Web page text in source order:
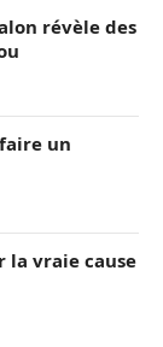
révèle des
un
la vraie cause